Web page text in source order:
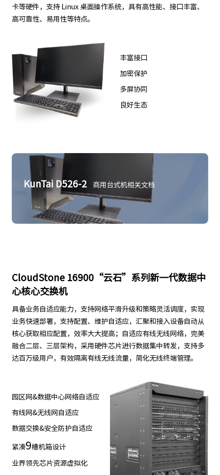
卡等硬件，支持 Linux 桌面操作系统，具有高性能、接口丰富、
高可靠性、易用性等特点。
丰富接口
加密保护
多屏协同
良好生态
KunTai D526-2 商用台式机相关文档
CloudStone 16900“云石”系列新一代数据中
心核心交换机
具备业务自适应能力，支持网络平滑升级和策略灵活调度，实现
业务快速部署，支持配置、维护自适应，汇聚和接入设备自动从
核心获取相应配置，效率大大提高；自适应有线无线网络，完美
融合二层、三层架构，采用硬件芯片进行数据集中转发，支持多
达百万级用户，有效隔离有线无线流量，简化无线终端管理。
园区网&数据中心网络自适应
有线网&无线网自适应
数据交换&安全防护自适应
紧凑9槽机箱设计
业界领先芯片资源虚拟化